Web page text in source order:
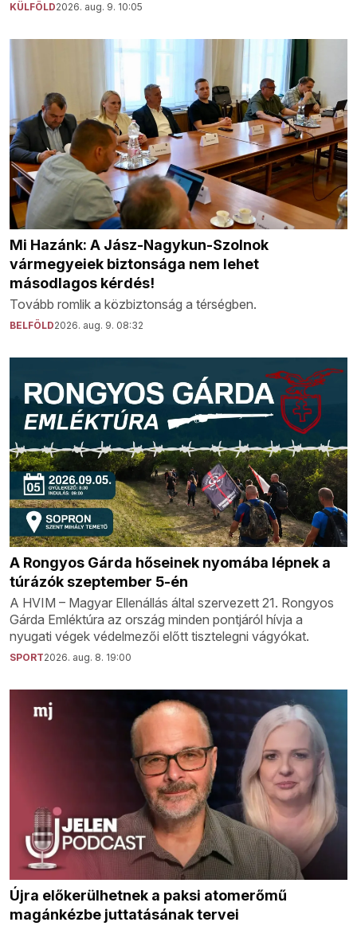
KÜLFÖLD2026. aug. 9. 10:05
Mi Hazánk: A Jász-Nagykun-Szolnok
vármegyeiek biztonsága nem lehet
másodlagos kérdés!
Tovább romlik a közbiztonság a térségben.
BELFÖLD2026. aug. 9. 08:32
A Rongyos Gárda hőseinek nyomába lépnek a
túrázók szeptember 5-én
A HVIM – Magyar Ellenállás által szervezett 21. Rongyos
Gárda Emléktúra az ország minden pontjáról hívja a
nyugati végek védelmezői előtt tisztelegni vágyókat.
SPORT2026. aug. 8. 19:00
Újra előkerülhetnek a paksi atomerőmű
magánkézbe juttatásának tervei